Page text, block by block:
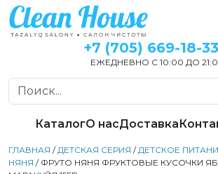
+7 (705) 669-18-33
ЕЖЕДНЕВНО С 10:00 ДО
КаталогО насДоставка
ГЛАВНАЯ /ДЕТСКАЯ СЕРИЯ /ДЕТСКОЕ
НЯНЯ / ФРУТО НЯНЯ ФРУКТОВЫЕ КУСОЧКИ